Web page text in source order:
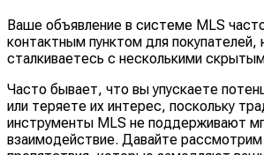
Ваше объявление в системе MLS
контактным пунктом для покупателей,
сталкиваетесь с несколькими
Часто бывает, что вы упускаете
или теряете их интерес, поскольку
инструменты MLS не поддерживают
взаимодействие. Давайте